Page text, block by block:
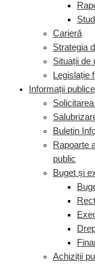
Carieră
Strategia
Situații de
Legislație
Informații publice
Buletin
Rapoarte
public
Buget și
Achiziții